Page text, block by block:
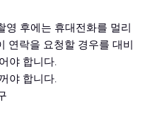
영 후에는 휴대전화를 멀리
연락을 요청할 경우를 대비
야 합니다.
야 합니다.